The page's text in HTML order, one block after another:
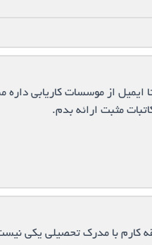
از موسسات کاریابی
مثبت ارائه بدم.
کارم با مدرک تحصیلی یکی